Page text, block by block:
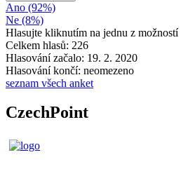
Ano (92%)
Ne (8%)
Hlasujte kliknutím na jednu z možností
Celkem hlasů: 226
Hlasování začalo: 19. 2. 2020
Hlasování končí: neomezeno
seznam všech anket
CzechPoint